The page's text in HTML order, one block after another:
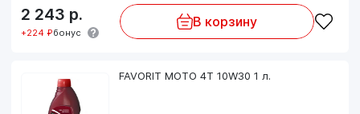
2 243 р.
+224 ₽бонус
В корзину
FAVORIT MOTO 4T 10W30 1 л.